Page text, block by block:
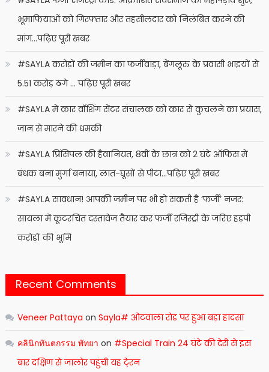
भूमाफियाओं को गिरफ्तार और तहसीलदार को निलंबित करने की
मांग…पढ़िए पूरी खबर
#SAYLA करोड़ों की जमीन का फर्जीवाड़ा, बेंगलूरु के प्रवासी भाइयों से
5.51 करोड़ ठगे … पढ़िए पूरी खबर
#SAYLA में कार वॉशिंग सेंटर संचालक को कार से कुचलने का प्रयास,
जान से मारने की धमकी
#SAYLA प्रिंसिपल की हैवानियत, 8वीं के छात्र को 2 घंटे ऑफिस में
बंधक बना मुर्गा बनाया, लात-घूंसों से पीटा…पढ़िए पूरी खबर
#SAYLA सावधान! आपकी जमीन पर भी हो सकती है ‘फर्जी’ नजर:
सायला में कूटरचित दस्तावेज तैयार कर फर्जी रजिस्ट्री के जरिए हड़पी
करोड़ों की भूमि
Recent Comments
Veneer Pattaya on Sayla# ओटवाला रोड पर हुआ बड़ा हादसा
คลินิกทันตกรรม พัทยา on #Special Train 24 घंटे की देरी से इस
बार दक्षिण से जालोर पहुंची यह टे्रन